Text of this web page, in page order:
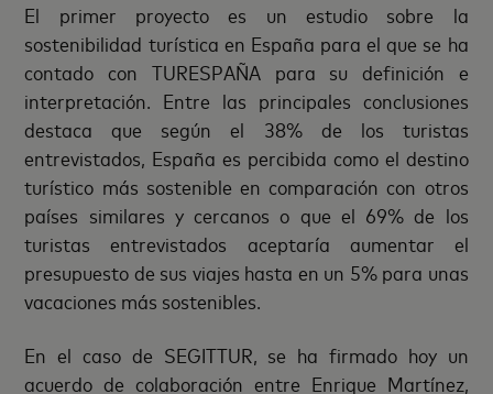
El primer proyecto es un estudio sobre la
sostenibilidad turística en España para el que se ha
contado con TURESPAÑA para su definición e
interpretación. Entre las principales conclusiones
destaca que según el 38% de los turistas
entrevistados, España es percibida como el destino
turístico más sostenible en comparación con otros
países similares y cercanos o que el 69% de los
turistas entrevistados aceptaría aumentar el
presupuesto de sus viajes hasta en un 5% para unas
vacaciones más sostenibles.
En el caso de SEGITTUR, se ha firmado hoy un
acuerdo de colaboración entre Enrique Martínez,